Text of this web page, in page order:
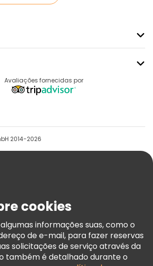
Legais
Avaliações fornecidas por
2014-2026
cookies
informações suas, como o
de e-mail, para fazer reservas
solicitações de serviço através da
também é detalhado durante o